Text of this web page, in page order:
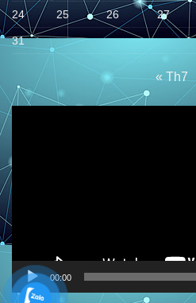
24 25 26 27
31
« Th7
00:00